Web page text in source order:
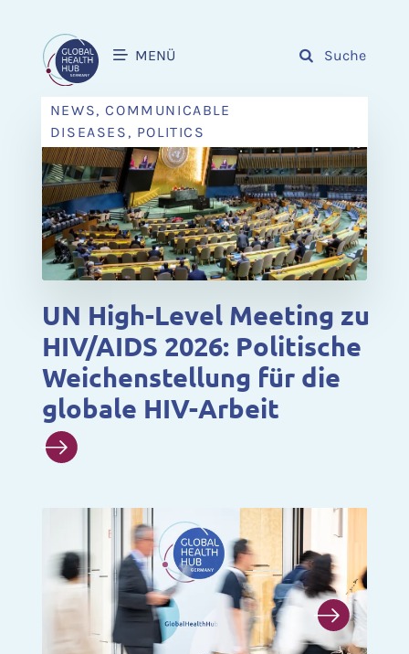
MENÜ Suche
UN High-Level Meeting zu
HIV/AIDS 2026: Politische
Weichenstellung für die
globale HIV-Arbeit
NEWS, COMMUNICABLE
DISEASES, POLITICS